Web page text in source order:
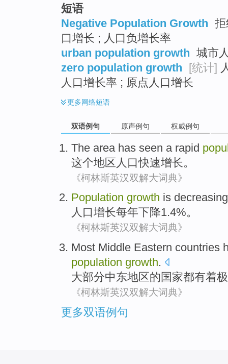
短语
Negative Population Growth
口增长 ; 人口负增长率
urban population growth 城市
zero population growth [统计]
人口增长率 ; 原点人口增长
更多网络短语
双语例句 原声例句 权威例句
The area has seen a rapid
这个地区 人口快速增长。
《柯林斯英汉双解大词典》
Population growth is
人口增长每年下降1.4%。
《柯林斯英汉双解大词典》
Most Middle Eastern countries
population growth.
大部分中东地区的 国家都有着
《柯林斯英汉双解大词典》
更多双语例句